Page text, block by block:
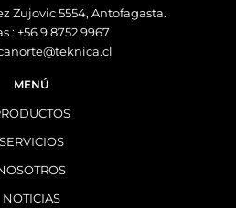
Zujovic 5554, Antofagasta.
: +56 9 8752 9967
MENÚ
SERVICIOS
NOTICIAS